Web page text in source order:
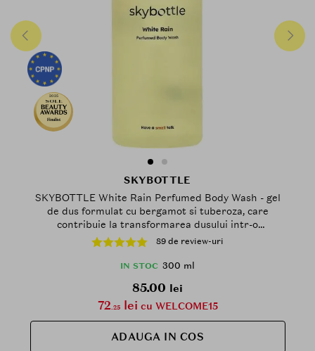
2025
Finalist
SKYBOTTLE
SKYBOTTLE White Rain Perfumed Body Wash - gel
de dus formulat cu bergamot si tuberoza, care
contribuie la transformarea dusului intr-o
experienta senzoriala si la mentinerea pielii
catifelate - 300 ml
89 de review-uri
IN STOC 300 ml
85.00 lei
72.25lei cu WELCOME15
ADAUGA IN COS